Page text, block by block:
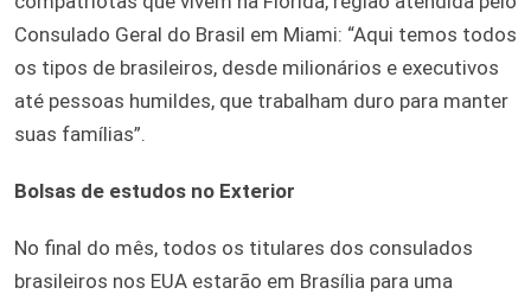
Consulado Geral do Brasil em Miami: “Aqui temos todos
os tipos de brasileiros, desde milionários e executivos
até pessoas humildes, que trabalham duro para manter
suas famílias”.
Bolsas de estudos no Exterior
No final do mês, todos os titulares dos consulados
brasileiros nos EUA estarão em Brasília para uma